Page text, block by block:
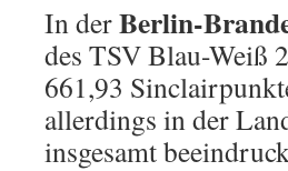
In derBerlin-
des TSV Blau-Weiß
661,93
allerdings in der
insgesamt